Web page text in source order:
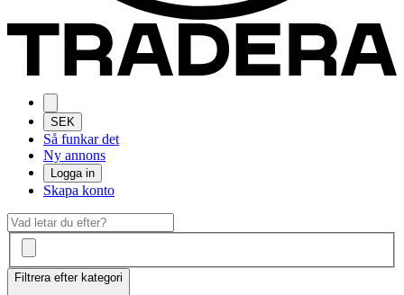
SEK
Så funkar det
Ny annons
Logga in
Skapa konto
Filtrera efter kategori